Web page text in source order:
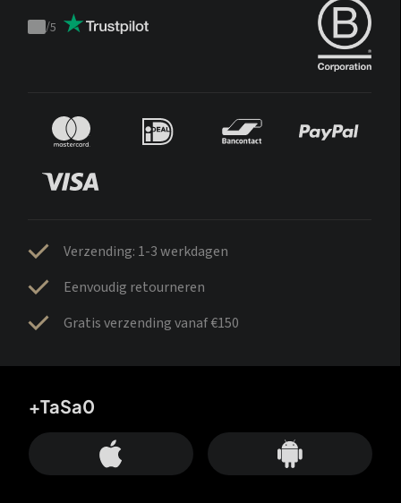
Trustpilot
/5
Verzending: 1-3 werkdagen
Eenvoudig retourneren
Gratis verzending vanaf €150
+TaSa0